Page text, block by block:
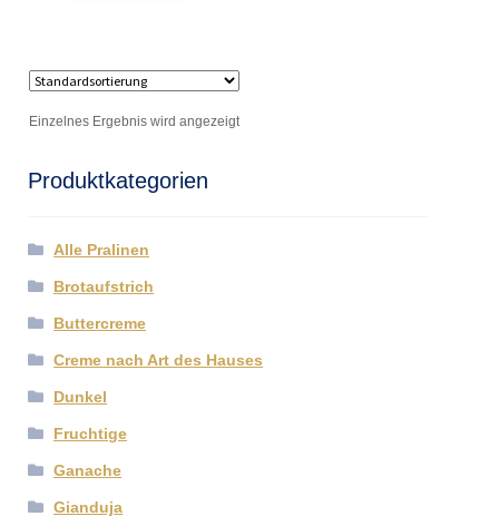
Einzelnes Ergebnis wird angezeigt
Produktkategorien
Alle Pralinen
Brotaufstrich
Buttercreme
Creme nach Art des Hauses
Dunkel
Fruchtige
Ganache
Gianduja